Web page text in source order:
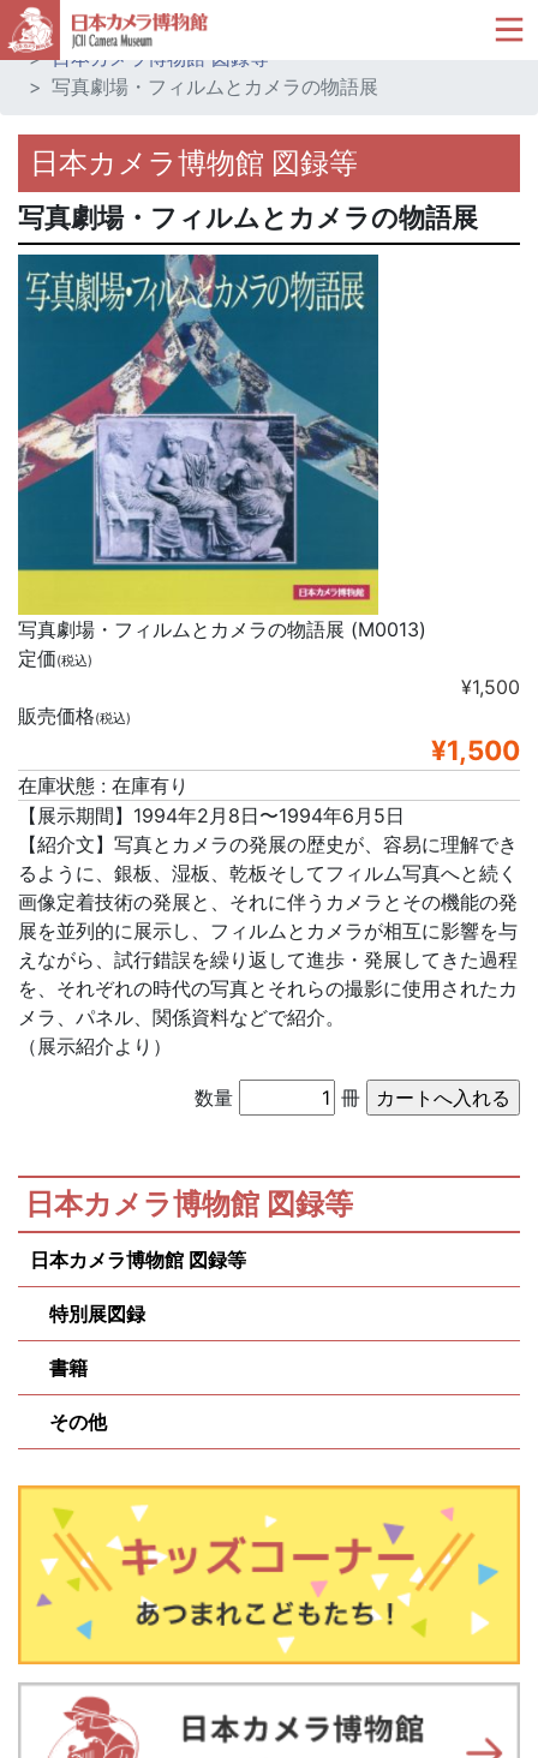
ホーム
ミュージアムショップ
日本カメラ博物館 図録等
写真劇場・フィルムとカメラの物語展
日本カメラ博物館 図録等
写真劇場・フィルムとカメラの物語展
写真劇場・フィルムとカメラの物語展 (M0013)
定価(税込)
¥1,500
販売価格(税込)
¥1,500
在庫状態 : 在庫有り
【展示期間】1994年2月8日〜1994年6月5日
【紹介文】写真とカメラの発展の歴史が、容易に理解でき
るように、銀板、湿板、乾板そしてフィルム写真へと続く
画像定着技術の発展と、それに伴うカメラとその機能の発
展を並列的に展示し、フィルムとカメラが相互に影響を与
えながら、試行錯誤を繰り返して進歩・発展してきた過程
を、それぞれの時代の写真とそれらの撮影に使用されたカ
メラ、パネル、関係資料などで紹介。
（展示紹介より）
数量 冊
日本カメラ博物館 図録等
日本カメラ博物館 図録等
特別展図録
書籍
その他